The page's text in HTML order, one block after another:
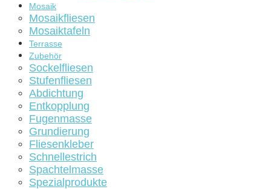
Mosaik
Mosaikfliesen
Mosaiktafeln
Terrasse
Zubehör
Sockelfliesen
Stufenfliesen
Abdichtung
Entkopplung
Fugenmasse
Grundierung
Fliesenkleber
Schnellestrich
Spachtelmasse
Spezialprodukte